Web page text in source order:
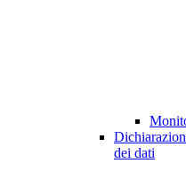
dei dati